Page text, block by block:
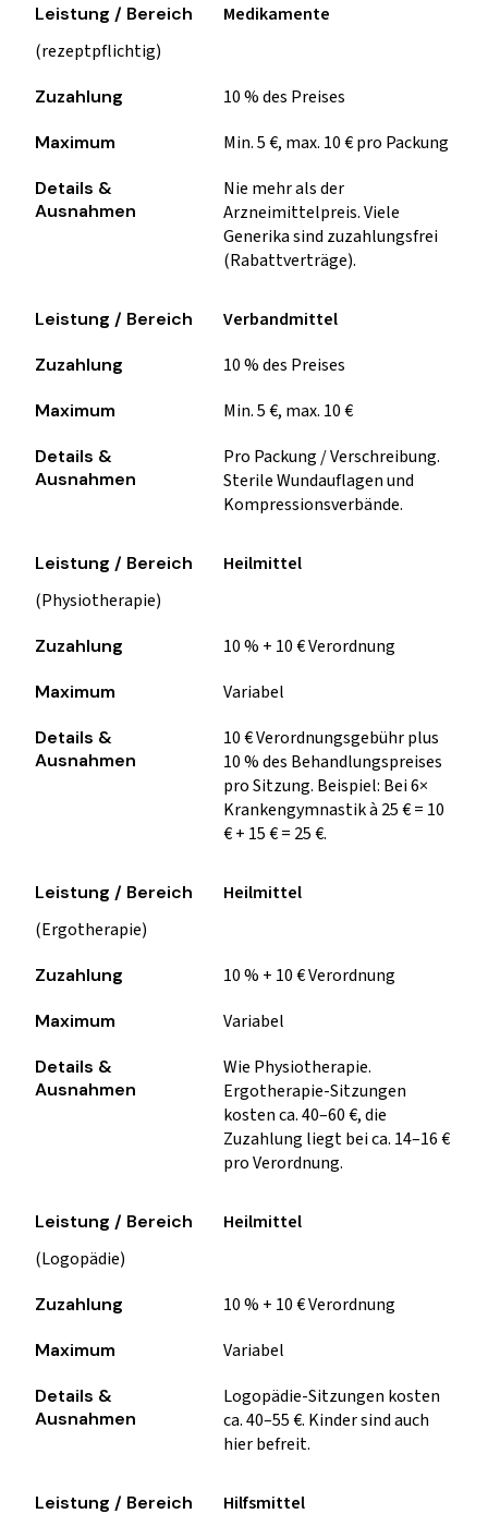
Medikamente
(rezeptpflichtig)
10 % des Preises
Min. 5 €, max. 10 € pro Packung
Nie mehr als der
Arzneimittelpreis. Viele
Generika sind zuzahlungsfrei
(Rabattverträge).
Verbandmittel
10 % des Preises
Min. 5 €, max. 10 €
Pro Packung / Verschreibung.
Sterile Wundauflagen und
Kompressionsverbände.
Heilmittel
(Physiotherapie)
10 % + 10 € Verordnung
Variabel
10 € Verordnungsgebühr plus
10 % des Behandlungspreises
pro Sitzung. Beispiel: Bei 6×
Krankengymnastik à 25 € = 10
€ + 15 € = 25 €.
Heilmittel
(Ergotherapie)
10 % + 10 € Verordnung
Variabel
Wie Physiotherapie.
Ergotherapie-Sitzungen
kosten ca. 40–60 €, die
Zuzahlung liegt bei ca. 14–16 €
pro Verordnung.
Heilmittel
(Logopädie)
10 % + 10 € Verordnung
Variabel
Logopädie-Sitzungen kosten
ca. 40–55 €. Kinder sind auch
hier befreit.
Hilfsmittel